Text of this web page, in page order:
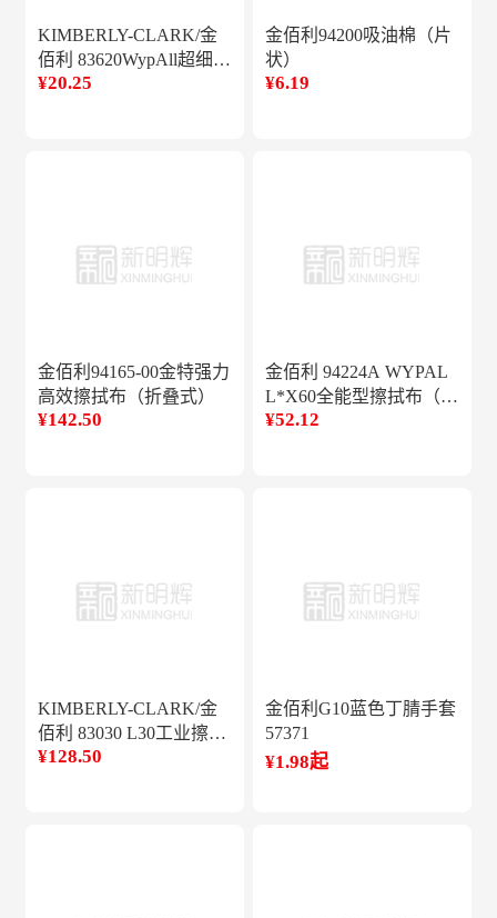
KIMBERLY-CLARK/金
佰利 83620WypAll超细纤
维擦拭布蓝色40cm*40cm
¥20.25
金佰利94200吸油棉（片
状）
¥6.19
金佰利94165-00金特强力
高效擦拭布（折叠式）
¥142.50
金佰利 94224A WYPAL
L*X60全能型擦拭布（折
叠式）
¥52.12
KIMBERLY-CLARK/金
佰利 83030 L30工业擦拭
纸(大卷式)
¥128.50
金佰利G10蓝色丁腈手套
57371
¥1.98起